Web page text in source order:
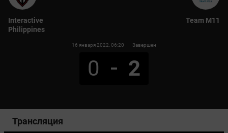
Interactive
Philippines
16 января 2022 , 06:20 Завершен
0 2
Team M11
Трансляция